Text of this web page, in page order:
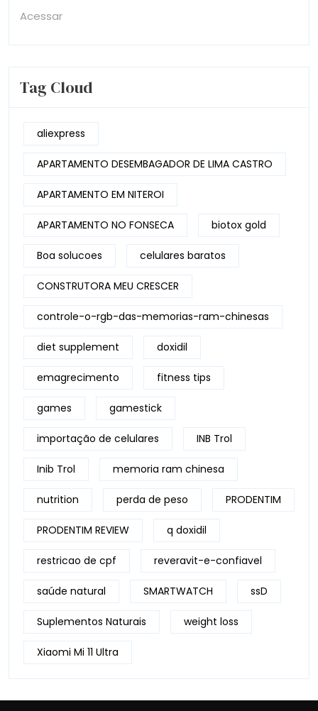
Acessar
Tag Cloud
aliexpress
APARTAMENTO DESEMBAGADOR DE LIMA CASTRO
APARTAMENTO EM NITEROI
APARTAMENTO NO FONSECA biotox gold
Boa solucoes celulares baratos
CONSTRUTORA MEU CRESCER
controle-o-rgb-das-memorias-ram-chinesas
diet supplement doxidil
emagrecimento fitness tips
games gamestick
importação de celulares INB Trol
Inib Trol memoria ram chinesa
nutrition perda de peso PRODENTIM
PRODENTIM REVIEW q doxidil
restricao de cpf reveravit-e-confiavel
saúde natural SMARTWATCH ssD
Suplementos Naturais weight loss
Xiaomi Mi 11 Ultra